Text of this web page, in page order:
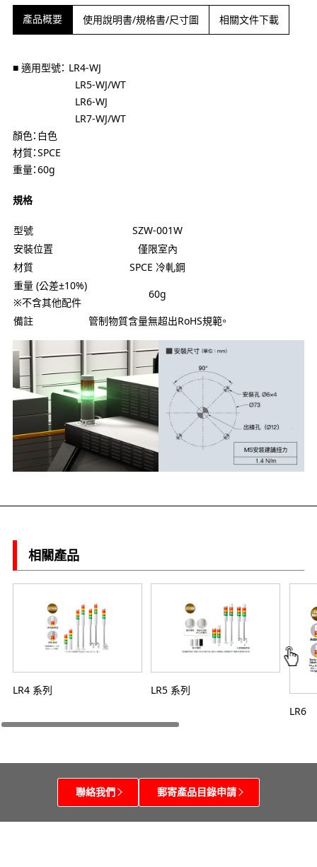
產品概要 使用說明書/規格書/尺寸圖 相關文件下載
■ 適用型號： LR4-WJ
LR5-WJ/WT
LR6-WJ
LR7-WJ/WT
顏色：白色
材質：SPCE
重量：60g
規格
型號
SZW-001W
安裝位置
僅限室內
材質
SPCE 冷軋鋼
重量 (公差±10%)
※不含其他配件
60g
備註
管制物質含量無超出RoHS規範。
相關產品
LR4 系列
LR5 系列
LR6
聯絡我們 郵寄產品目錄申請